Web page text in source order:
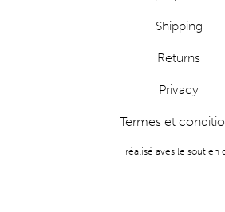
Shipping
Returns
Privacy
Termes et
réalisé aves le soutien